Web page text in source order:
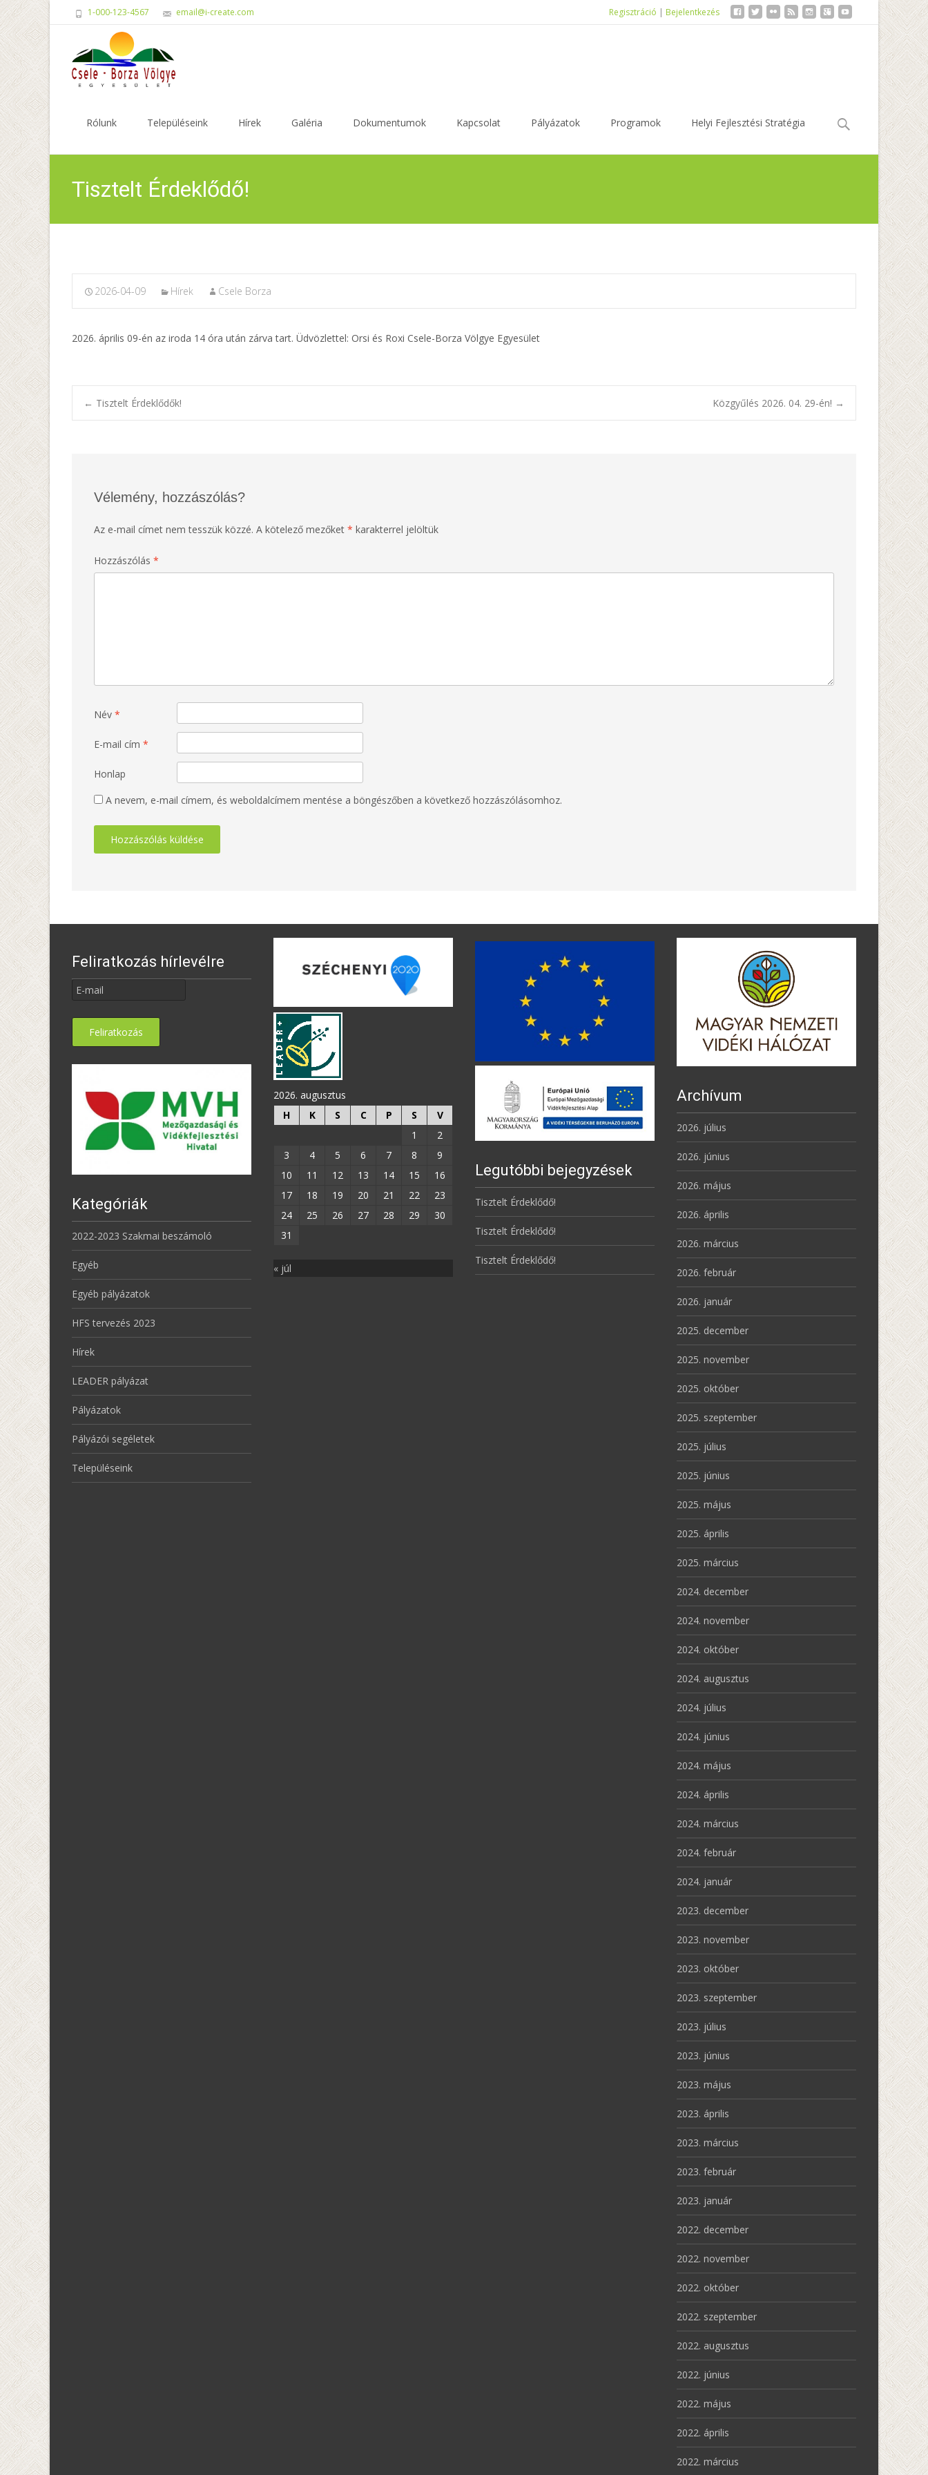
1-000-123-4567 email@i-create.com Regisztráció | Bejelentkezés
Rólunk Településeink Hírek Galéria Dokumentumok Kapcsolat Pályázatok Programok Helyi Fejlesztési Stratégia Keresés:
Tisztelt Érdeklődő!
2026-04-09 Hírek Csele Borza
2026. április 09-én az iroda 14 óra után zárva tart. Üdvözlettel: Orsi és Roxi Csele-Borza Völgye Egyesület
Post
← Tisztelt Érdeklődők! Közgyűlés 2026. 04. 29-én! →
Vélemény, hozzászólás?
Az e-mail címet nem tesszük közzé. A kötelező mezőket * karakterrel jelöltük
Hozzászólás *
Név *
E-mail cím *
Honlap
A nevem, e-mail címem, és weboldalcímem mentése a böngészőben a következő hozzászólásomhoz.
Feliratkozás hírlevélre
Archívum
2026. július
2026. június
2026. május
2026. április
2026. március
2026. február
2026. január
2025. december
2025. november
2025. október
2025. szeptember
2025. július
2025. június
2025. május
2025. április
2025. március
2024. december
2024. november
2024. október
2024. augusztus
2024. július
2024. június
2024. május
2024. április
2024. március
2024. február
2024. január
2023. december
2023. november
2023. október
2023. szeptember
2023. július
2023. június
2023. május
2023. április
2023. március
2023. február
2023. január
2022. december
2022. november
2022. október
2022. szeptember
2022. augusztus
2022. június
2022. május
2022. április
2022. március
2026. augusztus
H
K S C P S
V
1
2
3
4 5 6 7 8
9
10
11 12 13 14 15
16
17
18 19 20 21 22
23
24
25 26 27 28 29
30
31
« júl
Legutóbbi bejegyzések
Tisztelt Érdeklődő!
Tisztelt Érdeklődő!
Tisztelt Érdeklődő!
Kategóriák
2022-2023 Szakmai beszámoló
Egyéb
Egyéb pályázatok
HFS tervezés 2023
Hírek
LEADER pályázat
Pályázatok
Pályázói segéletek
Településeink